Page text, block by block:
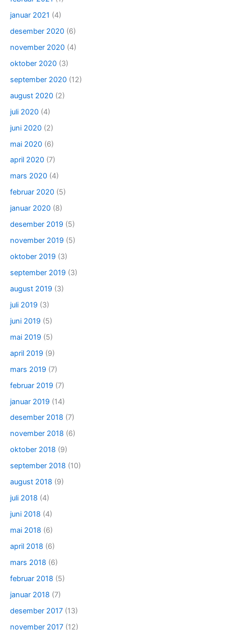
januar 2021 (4)
desember 2020 (6)
november 2020 (4)
oktober 2020 (3)
september 2020 (12)
august 2020 (2)
juli 2020 (4)
juni 2020 (2)
mai 2020 (6)
april 2020 (7)
mars 2020 (4)
februar 2020 (5)
januar 2020 (8)
desember 2019 (5)
november 2019 (5)
oktober 2019 (3)
september 2019 (3)
august 2019 (3)
juli 2019 (3)
juni 2019 (5)
mai 2019 (5)
april 2019 (9)
mars 2019 (7)
februar 2019 (7)
januar 2019 (14)
desember 2018 (7)
november 2018 (6)
oktober 2018 (9)
september 2018 (10)
august 2018 (9)
juli 2018 (4)
juni 2018 (4)
mai 2018 (6)
april 2018 (6)
mars 2018 (6)
februar 2018 (5)
januar 2018 (7)
desember 2017 (13)
november 2017 (12)